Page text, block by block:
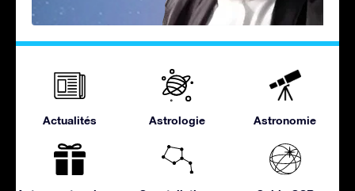
Actualités Astrologie Astronomie